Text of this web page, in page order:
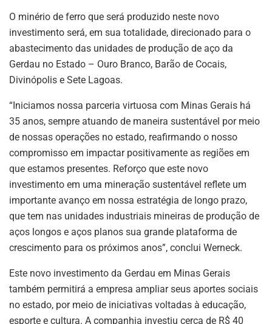
O minério de ferro que será produzido neste novo
investimento será, em sua totalidade, direcionado para o
abastecimento das unidades de produção de aço da
Gerdau no Estado – Ouro Branco, Barão de Cocais,
Divinópolis e Sete Lagoas.
“Iniciamos nossa parceria virtuosa com Minas Gerais há
35 anos, sempre atuando de maneira sustentável por meio
de nossas operações no estado, reafirmando o nosso
compromisso em impactar positivamente as regiões em
que estamos presentes. Reforço que este novo
investimento em uma mineração sustentável reflete um
importante avanço em nossa estratégia de longo prazo,
que tem nas unidades industriais mineiras de produção de
aços longos e aços planos sua grande plataforma de
crescimento para os próximos anos”, conclui Werneck.
Este novo investimento da Gerdau em Minas Gerais
também permitirá a empresa ampliar seus aportes sociais
no estado, por meio de iniciativas voltadas à educação,
esporte e cultura. A companhia investiu cerca de R$ 40
ASSINE NOSSA
NEWSLETTER
Fique atualizado com as últimas
notíciase inovações do setor mineral